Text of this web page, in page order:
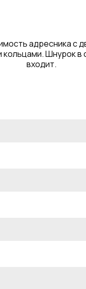
адресника с
кольцами. Шнурок в
входит.